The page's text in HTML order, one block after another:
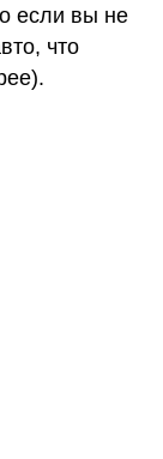
если вы не
что